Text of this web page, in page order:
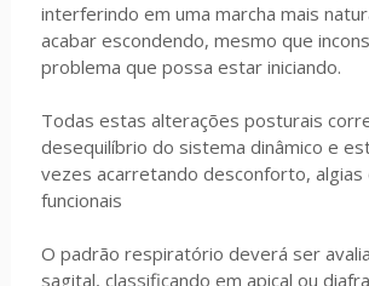
interferindo em uma marcha mais
acabar escondendo, mesmo que
problema que possa estar iniciando.
Todas estas alterações posturais
desequilíbrio do sistema dinâmico e
vezes acarretando desconforto, algias
funcionais
O padrão respiratório deverá ser
sagital, classificando em apical ou